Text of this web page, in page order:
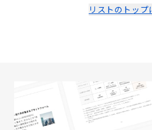
リストのトップ